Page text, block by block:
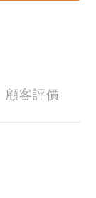
顧客評價